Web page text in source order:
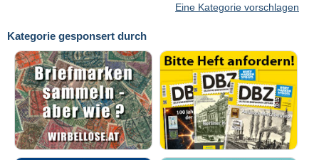
Kategorie gesponsert durch
Eine Kategorie vorschlagen